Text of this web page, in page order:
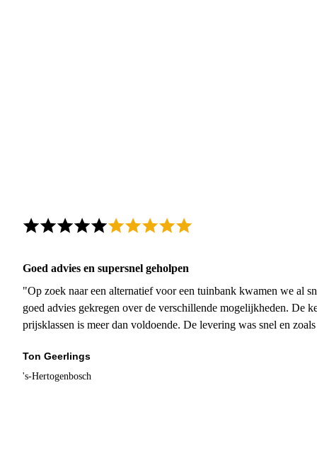
Goed advies en supersnel geholpen
"Op zoek naar een alternatief voor een tuinbank kwamen we al
goed advies gekregen over de verschillende mogelijkheden. De
prijsklassen is meer dan voldoende. De levering was snel en
Ton Geerlings
's-Hertogenbosch